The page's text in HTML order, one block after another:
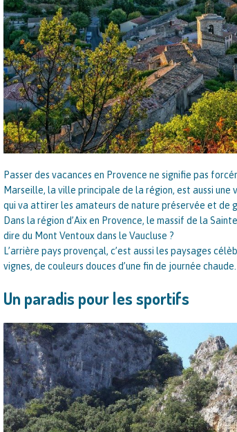
Passer des vacances en Provence ne signifie pas
Marseille, la ville principale de la région, est aussi une
qui va attirer les amateurs de nature préservée et de
Dans la région d’Aix en Provence, le massif de la
dire du Mont Ventoux dans le Vaucluse ?
L’arrière pays provençal, c’est aussi les paysages
vignes, de couleurs douces d’une fin de journée chaude.
Un paradis pour les sportifs